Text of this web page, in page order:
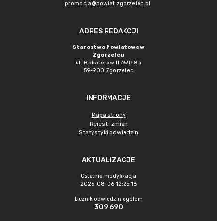
promocja@powiat.zgorzelec.pl
ADRES REDAKCJI
Starostwo Powiatowe w
Zgorzelcu
ul. Bohaterów II AWP 8a
59-900 Zgorzelec
INFORMACJE
Mapa strony
Rejestr zmian
Statystyki odwiedzin
AKTUALIZACJE
Ostatnia modyfikacja
2026-08-06 12:25:18
Licznik odwiedzin ogółem
309 690